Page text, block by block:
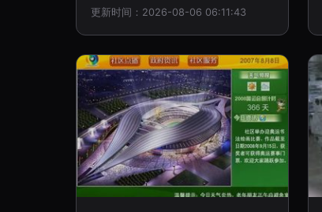
更新时间：2026-08-06 06:11:43